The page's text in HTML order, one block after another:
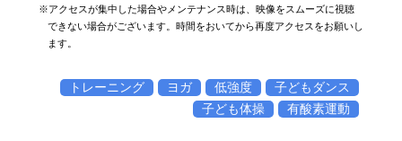
※アクセスが集中した場合やメンテナンス時は、映像をスムーズに視聴
できない場合がございます。時間をおいてから再度アクセスをお願いし
ます。
トレーニング ヨガ 低強度
子どもダンス
子ども体操
有酸素運動